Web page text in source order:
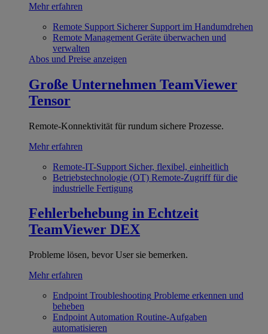
Mehr erfahren
Remote Support Sicherer Support im Handumdrehen
Remote Management Geräte überwachen und
verwalten
Abos und Preise anzeigen
Große Unternehmen TeamViewer
Tensor
Remote-Konnektivität für rundum sichere Prozesse.
Mehr erfahren
Remote-IT-Support Sicher, flexibel, einheitlich
Betriebstechnologie (OT) Remote-Zugriff für die
industrielle Fertigung
Fehlerbehebung in Echtzeit
TeamViewer DEX
Probleme lösen, bevor User sie bemerken.
Mehr erfahren
Endpoint Troubleshooting Probleme erkennen und
beheben
Endpoint Automation Routine-Aufgaben
automatisieren